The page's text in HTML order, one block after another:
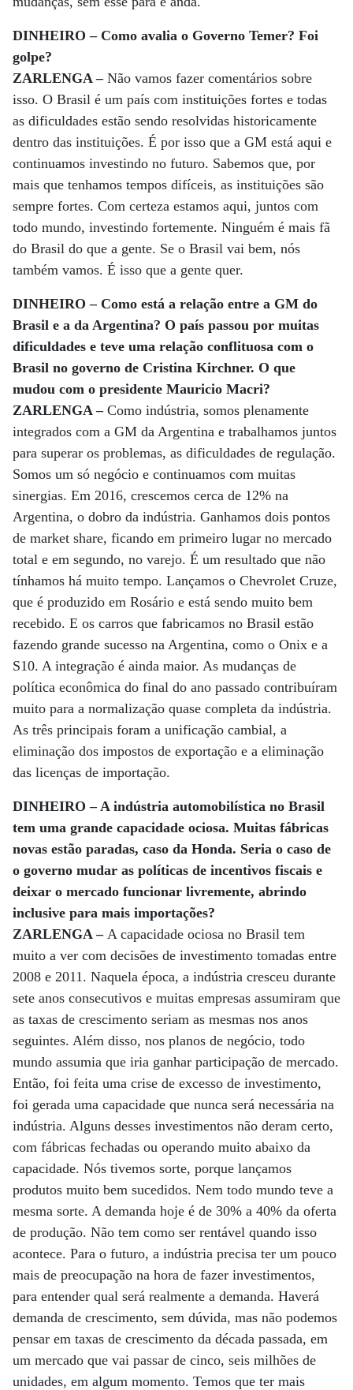
DINHEIRO – Como avalia o Governo Temer? Foi
golpe?
ZARLENGA – Não vamos fazer comentários sobre
isso. O Brasil é um país com instituições fortes e todas
as dificuldades estão sendo resolvidas historicamente
dentro das instituições. É por isso que a GM está aqui e
continuamos investindo no futuro. Sabemos que, por
mais que tenhamos tempos difíceis, as instituições são
sempre fortes. Com certeza estamos aqui, juntos com
todo mundo, investindo fortemente. Ninguém é mais fã
do Brasil do que a gente. Se o Brasil vai bem, nós
também vamos. É isso que a gente quer.
DINHEIRO – Como está a relação entre a GM do
Brasil e a da Argentina? O país passou por muitas
dificuldades e teve uma relação conflituosa com o
Brasil no governo de Cristina Kirchner. O que
mudou com o presidente Mauricio Macri?
ZARLENGA –Como indústria, somos plenamente
integrados com a GM da Argentina e trabalhamos juntos
para superar os problemas, as dificuldades de regulação.
Somos um só negócio e continuamos com muitas
sinergias. Em 2016, crescemos cerca de 12% na
Argentina, o dobro da indústria. Ganhamos dois pontos
de market share, ficando em primeiro lugar no mercado
total e em segundo, no varejo. É um resultado que não
tínhamos há muito tempo. Lançamos o Chevrolet Cruze,
que é produzido em Rosário e está sendo muito bem
recebido. E os carros que fabricamos no Brasil estão
fazendo grande sucesso na Argentina, como o Onix e a
S10. A integração é ainda maior. As mudanças de
política econômica do final do ano passado contribuíram
muito para a normalização quase completa da indústria.
As três principais foram a unificação cambial, a
eliminação dos impostos de exportação e a eliminação
das licenças de importação.
DINHEIRO – A indústria automobilística no Brasil
tem uma grande capacidade ociosa. Muitas fábricas
novas estão paradas, caso da Honda. Seria o caso de
o governo mudar as políticas de incentivos fiscais e
deixar o mercado funcionar livremente, abrindo
inclusive para mais importações?
ZARLENGA –A capacidade ociosa no Brasil tem
muito a ver com decisões de investimento tomadas entre
2008 e 2011. Naquela época, a indústria cresceu durante
sete anos consecutivos e muitas empresas assumiram que
as taxas de crescimento seriam as mesmas nos anos
seguintes. Além disso, nos planos de negócio, todo
mundo assumia que iria ganhar participação de mercado.
Então, foi feita uma crise de excesso de investimento,
foi gerada uma capacidade que nunca será necessária na
indústria. Alguns desses investimentos não deram certo,
com fábricas fechadas ou operando muito abaixo da
capacidade. Nós tivemos sorte, porque lançamos
produtos muito bem sucedidos. Nem todo mundo teve a
mesma sorte. A demanda hoje é de 30% a 40% da oferta
de produção. Não tem como ser rentável quando isso
acontece. Para o futuro, a indústria precisa ter um pouco
mais de preocupação na hora de fazer investimentos,
para entender qual será realmente a demanda. Haverá
demanda de crescimento, sem dúvida, mas não podemos
pensar em taxas de crescimento da década passada, em
um mercado que vai passar de cinco, seis milhões de
unidades, em algum momento. Temos que ter mais